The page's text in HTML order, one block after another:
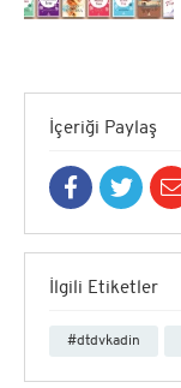
İçeriği Paylaş
İlgili Etiketler
#dtdvkadin